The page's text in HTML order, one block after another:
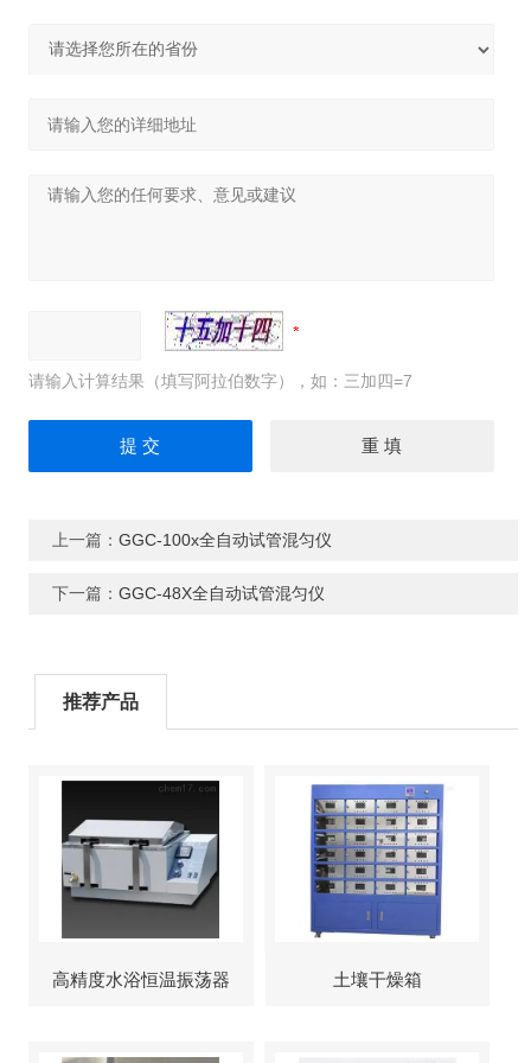
请输入计算结果（填写阿拉伯数字），如：三加四=7
上一篇： GGC-100x全自动试管混匀仪
下一篇： GGC-48X全自动试管混匀仪
推荐产品
高精度水浴恒温振荡器 土壤干燥箱